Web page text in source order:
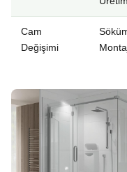
Cam
Değişimi